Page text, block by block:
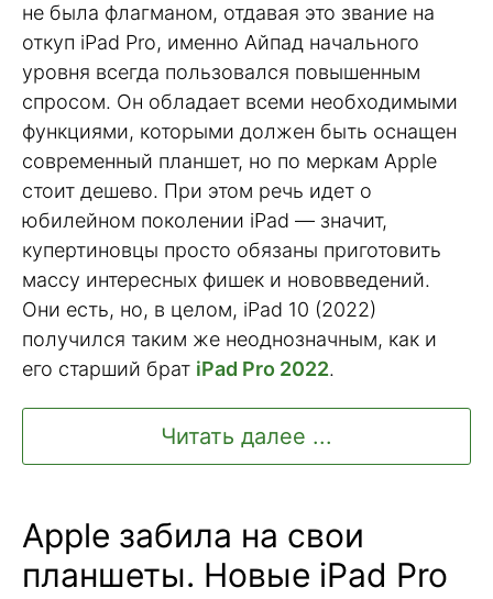
не была флагманом, отдавая это звание на
откуп iPad Pro, именно Айпад начального
уровня всегда пользовался повышенным
спросом. Он обладает всеми необходимыми
функциями, которыми должен быть оснащен
современный планшет, но по меркам Apple
стоит дешево. При этом речь идет о
юбилейном поколении iPad — значит,
купертиновцы просто обязаны приготовить
массу интересных фишек и нововведений.
Они есть, но, в целом, iPad 10 (2022)
получился таким же неоднозначным, как и
его старший брат iPad Pro 2022.
Читать далее ...
Apple забила на свои
планшеты. Новые iPad Pro